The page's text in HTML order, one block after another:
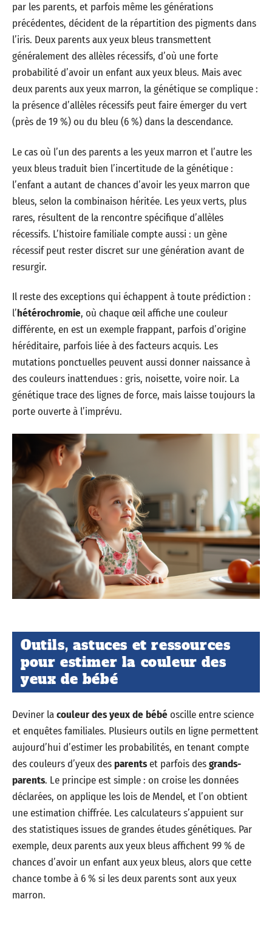
par les parents, et parfois même les générations
précédentes, décident de la répartition des pigments dans
l’iris. Deux parents aux yeux bleus transmettent
généralement des allèles récessifs, d’où une forte
probabilité d’avoir un enfant aux yeux bleus. Mais avec
deux parents aux yeux marron, la génétique se complique :
la présence d’allèles récessifs peut faire émerger du vert
(près de 19 %) ou du bleu (6 %) dans la descendance.
Le cas où l’un des parents a les yeux marron et l’autre les
yeux bleus traduit bien l’incertitude de la génétique :
l’enfant a autant de chances d’avoir les yeux marron que
bleus, selon la combinaison héritée. Les yeux verts, plus
rares, résultent de la rencontre spécifique d’allèles
récessifs. L’histoire familiale compte aussi : un gène
récessif peut rester discret sur une génération avant de
resurgir.
Il reste des exceptions qui échappent à toute prédiction :
l’hétérochromie, où chaque œil affiche une couleur
différente, en est un exemple frappant, parfois d’origine
héréditaire, parfois liée à des facteurs acquis. Les
mutations ponctuelles peuvent aussi donner naissance à
des couleurs inattendues : gris, noisette, voire noir. La
génétique trace des lignes de force, mais laisse toujours la
porte ouverte à l’imprévu.
Outils, astuces et ressources
pour estimer la couleur des
yeux de bébé
Deviner lacouleur des yeux de bébéoscille entre science
et enquêtes familiales. Plusieurs outils en ligne permettent
aujourd’hui d’estimer les probabilités, en tenant compte
des couleurs d’yeux desparentset parfois desgrands-
parents. Le principe est simple : on croise les données
déclarées, on applique les lois de Mendel, et l’on obtient
une estimation chiffrée. Les calculateurs s’appuient sur
des statistiques issues de grandes études génétiques. Par
exemple, deux parents aux yeux bleus affichent 99 % de
chances d’avoir un enfant aux yeux bleus, alors que cette
chance tombe à 6 % si les deux parents sont aux yeux
marron.